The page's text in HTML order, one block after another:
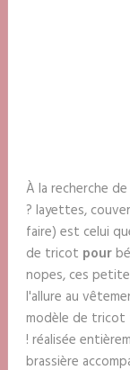
À la recherche
? layettes,
faire) est celui
de tricot pour
nopes, ces
l'allure au
modèle de tricot
! réalisée
brassière